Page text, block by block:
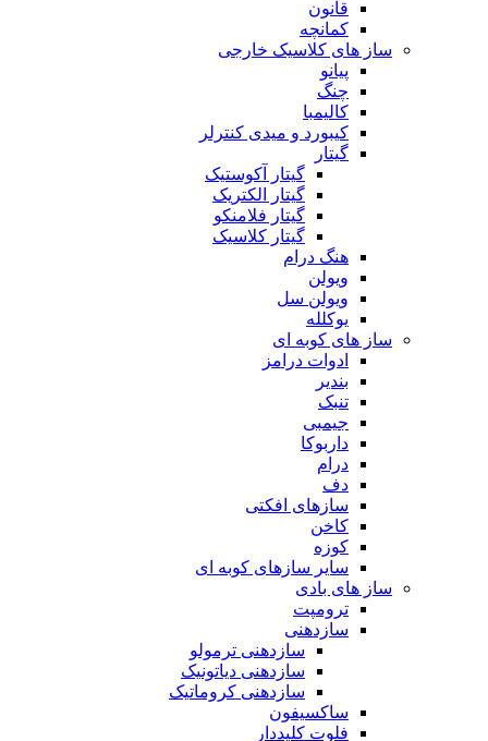
قانون
کمانچه
ساز های کلاسیک خارجی
پیانو
چنگ
کالیمبا
کیبورد و میدی کنترلر
گیتار
گیتار آکوستیک
گیتار الکتریک
گیتار فلامنکو
گیتار کلاسیک
هنگ درام
ویولن
ویولن سل
یوکلله
ساز های کوبه ای
ادوات درامز
بندیر
تنبک
جیمبی
داربوکا
درام
دف
سازهای افکتی
کاخن
کوزه
سایر سازهای کوبه ای
ساز های بادی
ترومپت
سازدهنی
سازدهنی ترمولو
سازدهنی دیاتونیک
سازدهنی کروماتیک
ساکسیفون
فلوت کلیددار